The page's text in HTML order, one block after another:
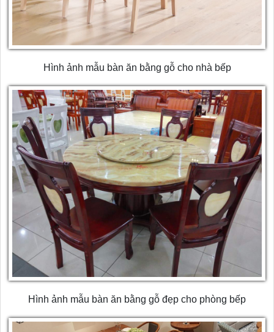
Hình ảnh mẫu bàn ăn bằng gỗ cho nhà bếp
Hình ảnh mẫu bàn ăn bằng gỗ đẹp cho phòng bếp